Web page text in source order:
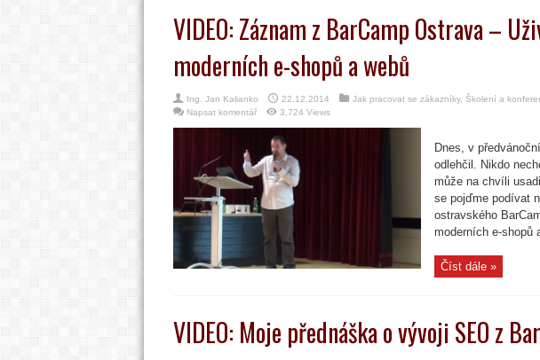
VIDEO: Záznam z BarCamp Ostrava –
moderních e-shopů a webů
Ing. Jan Kalianko 22.12.2014 Jak pracovat se zákazníky, Školení a
Napsat komentář
3,724 Views
Dnes, v
odlehčil. Nikdo
může na chvíli
se pojďme podívat
ostravského
moderních e-shopů
Číst dále »
VIDEO: Moje přednáška o vývoji SEO z